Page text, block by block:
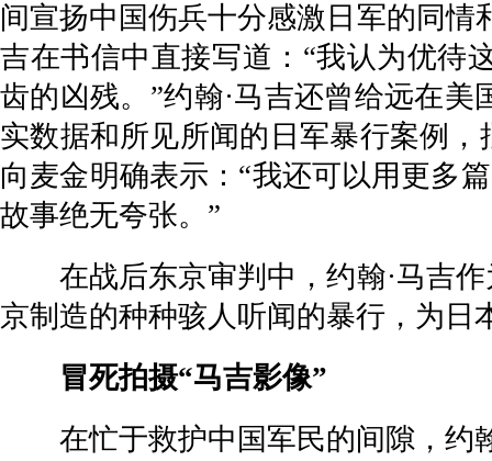
间宣扬中国伤兵十分感激日军的同情
吉在书信中直接写道：“我认为优待
齿的凶残。”约翰·马吉还曾给远在
实数据和所见所闻的日军暴行案例
向麦金明确表示：“我还可以用更多
故事绝无夸张。”
在战后东京审判中，约翰·马吉作
京制造的种种骇人听闻的暴行，为
冒死拍摄“马吉影像”
在忙于救护中国军民的间隙，约翰